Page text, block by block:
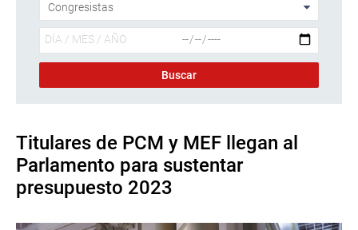
Titulares de PCM y MEF llegan al
Parlamento para sustentar
presupuesto 2023